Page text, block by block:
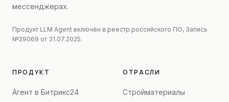
мессенджерах.
Продукт LLM Agent включён в реестр российского ПО, Запись
№29069 от 31.07.2025.
ПРОДУКТ
Агент в Битрикс24
ОТРАСЛИ
Стройматериалы